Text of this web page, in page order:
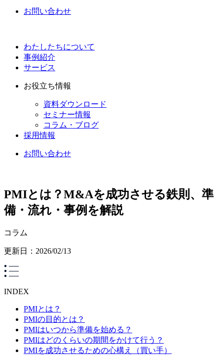
お問い合わせ
わたしたちについて
事例紹介
サービス
お役立ち情報
資料ダウンロード
セミナー情報
コラム・ブログ
採用情報
お問い合わせ
PMIとは？M&Aを成功させる鉄則、準
備・流れ・事例を解説
コラム
更新日： 2026/02/13
INDEX
PMIとは？
PMIの目的とは？
PMIはいつから準備を始める？
PMIはどのくらいの期間をかけて行う？
PMIを成功させるための心構え（買い手）